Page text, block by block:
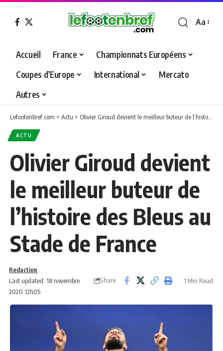
Font
Aa
Accueil France
Championnats Européens
Coupes d’Europe
International
Mercato
Autres
Lefootenbref.com > Actu > Olivier Giroud devient le meilleur buteur de l’histoire des Bleus au Stade de France
ACTU
Olivier Giroud devient
le meilleur buteur de
l’histoire des Bleus au
Stade de France
Last updated: 18 novembre
2020 12h05
Redaction
Share
1 Min Read